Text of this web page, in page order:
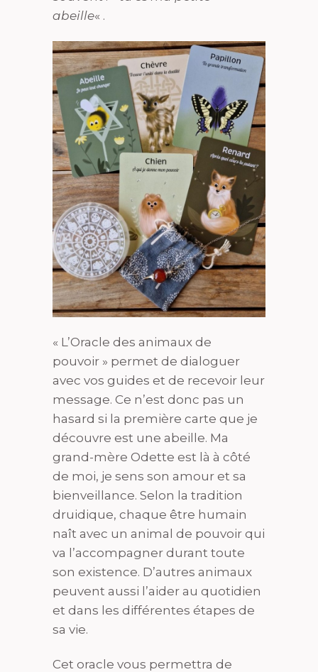
abeille« .
« L’Oracle des animaux de
pouvoir » permet de dialoguer
avec vos guides et de recevoir leur
message. Ce n’est donc pas un
hasard si la première carte que je
découvre est une abeille. Ma
grand-mère Odette est là à côté
de moi, je sens son amour et sa
bienveillance. Selon la tradition
druidique, chaque être humain
naît avec un animal de pouvoir qui
va l’accompagner durant toute
son existence. D’autres animaux
peuvent aussi l’aider au quotidien
et dans les différentes étapes de
sa vie.
Cet oracle vous permettra de